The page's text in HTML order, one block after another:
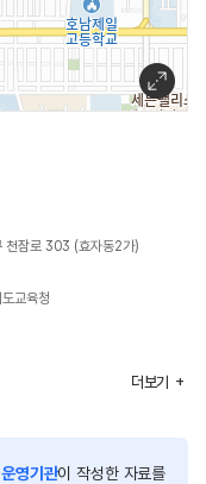
털콘텐츠, 방위산업,
로봇교육경연대회 /
천잠로 303 (효자동2가)
교육청
더보기
영기관이 작성한 자료를